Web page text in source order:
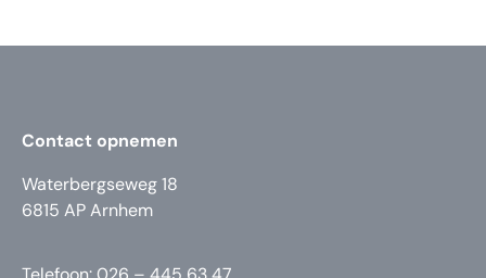
Contact opnemen
Waterbergseweg 18
6815 AP Arnhem